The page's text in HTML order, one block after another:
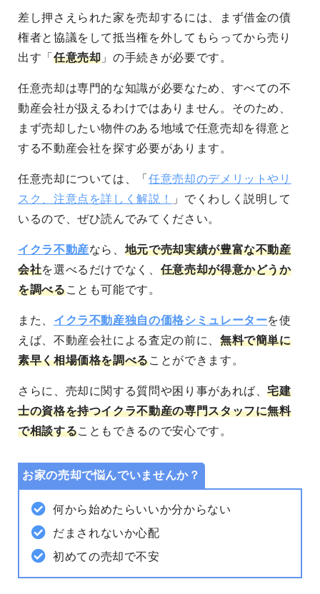
差し押さえられた家を売却するには、まず借金の債
権者と協議をして抵当権を外してもらってから売り
出す「 任意売却 」の手続きが必要です。
任意売却は専門的な知識が必要なため、すべての不
動産会社が扱えるわけではありません。そのため、
まず売却したい物件のある地域で任意売却を得意と
する不動産会社を探す必要があります。
任意売却については、「任意売却のデメリットやリ
スク、注意点を詳しく解説！
」でくわしく説明して
いるので、ぜひ読んでみてください。
イクラ不動産なら、 地元で売却実績が豊富な不動産
会社を選べるだけでなく、 任意売却が得意かどうか
を調べることも可能です。
また、 イクラ不動産独自の価格シミュレーターを使
えば、不動産会社による査定の前に、 無料で簡単に
素早く相場価格を調べることができます。
さらに、売却に関する質問や困り事があれば、宅建
士の資格を持つイクラ不動産の専門スタッフに無料
で相談することもできるので安心です。
お家の売却で悩んでいませんか？
何から始めたらいいか分からない
だまされないか心配
初めての売却で不安